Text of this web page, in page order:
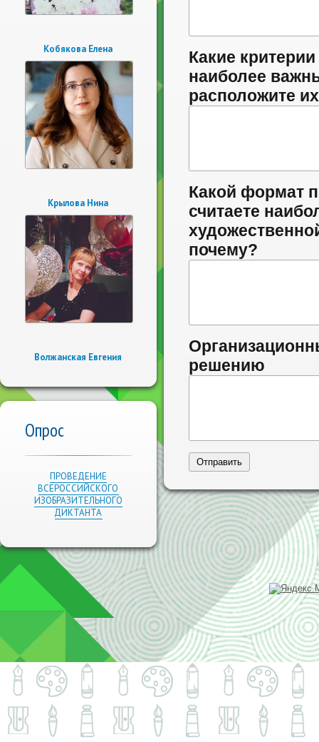
Кобякова Елена
Крылова Нина
Волжанская Евгения
Опрос
ПРОВЕДЕНИЕ
ВСЕРОССИЙСКОГО
ИЗОБРАЗИТЕЛЬНОГО
ДИКТАНТА
Какие
наиболее
расположите
Какой формат
считаете
почему?
решению